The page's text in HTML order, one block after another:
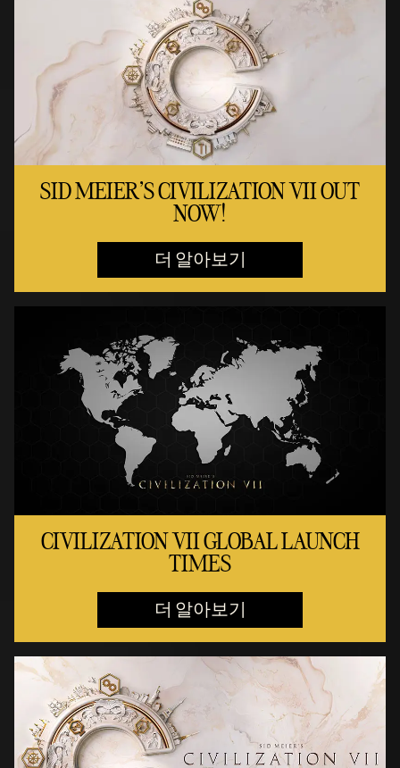
SID MEIER'S CIVILIZATION VII OUT
NOW!
더 알아보기
CIVILIZATION VII GLOBAL LAUNCH
TIMES
더 알아보기